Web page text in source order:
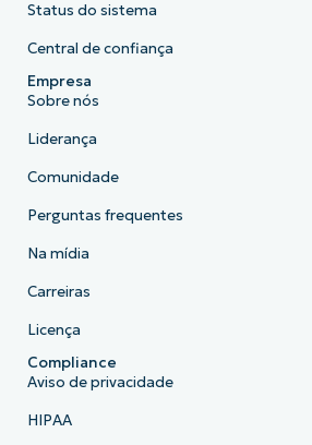
Status do sistema
Central de confiança
Empresa
Sobre nós
Liderança
Comunidade
Perguntas frequentes
Na mídia
Carreiras
Licença
Compliance
Aviso de privacidade
HIPAA